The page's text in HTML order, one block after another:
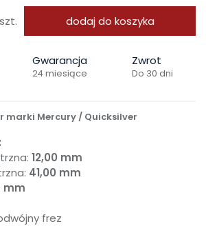
szt. dodaj do koszyka
Gwarancja
24 miesiące
Zwrot
Do 30 dni
marki Mercury / Quicksilver
12,00 mm
41,00 mm
mm
frez